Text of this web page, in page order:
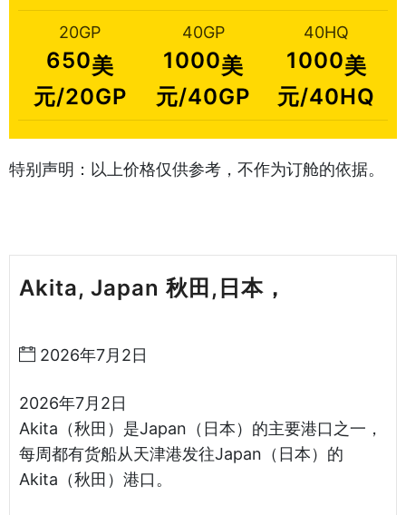
20GP
650美
元/20GP
40GP
1000美
元/40GP
40HQ
1000美
元/40HQ
特别声明：以上价格仅供参考，不作为订舱的依据。
Akita, Japan 秋田,日本，
2026年7月2日
2026年7月2日
Akita（秋田）是Japan（日本）的主要港口之一，
每周都有货船从天津港发往Japan（日本）的
Akita（秋田）港口。